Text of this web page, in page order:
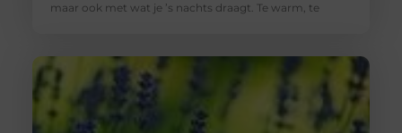
maar ook met wat je ’s nachts draagt. Te warm, te